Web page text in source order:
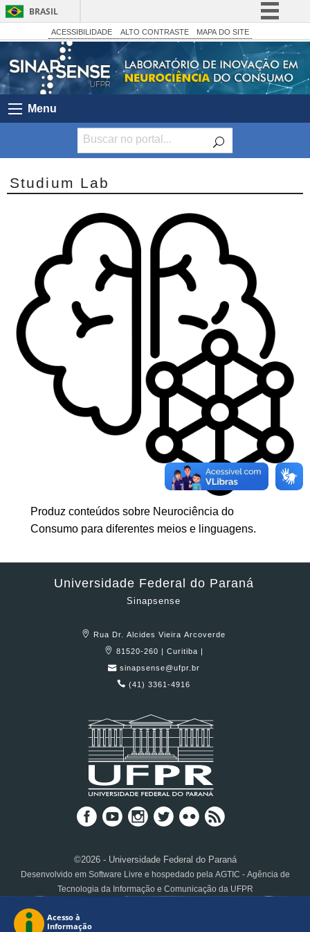
BRASIL
Simplifique!
Comunica BR
Participe
Legislação
Canais
ACESSIBILIDADE ALTO CONTRASTE MAPA DO SITE
Menu
Studium Lab
Produz conteúdos sobre Neurociência do
Consumo para diferentes meios e linguagens.
Universidade Federal do Paraná
Sinapsense
Rua Dr. Alcides Vieira Arcoverde
81520-260 | Curitiba |
sinapsense@ufpr.br
(41) 3361-4916
©2026 - Universidade Federal do Paraná
Desenvolvido em Software Livre e hospedado pela AGTIC - Agência de
Tecnologia da Informação e Comunicação da UFPR